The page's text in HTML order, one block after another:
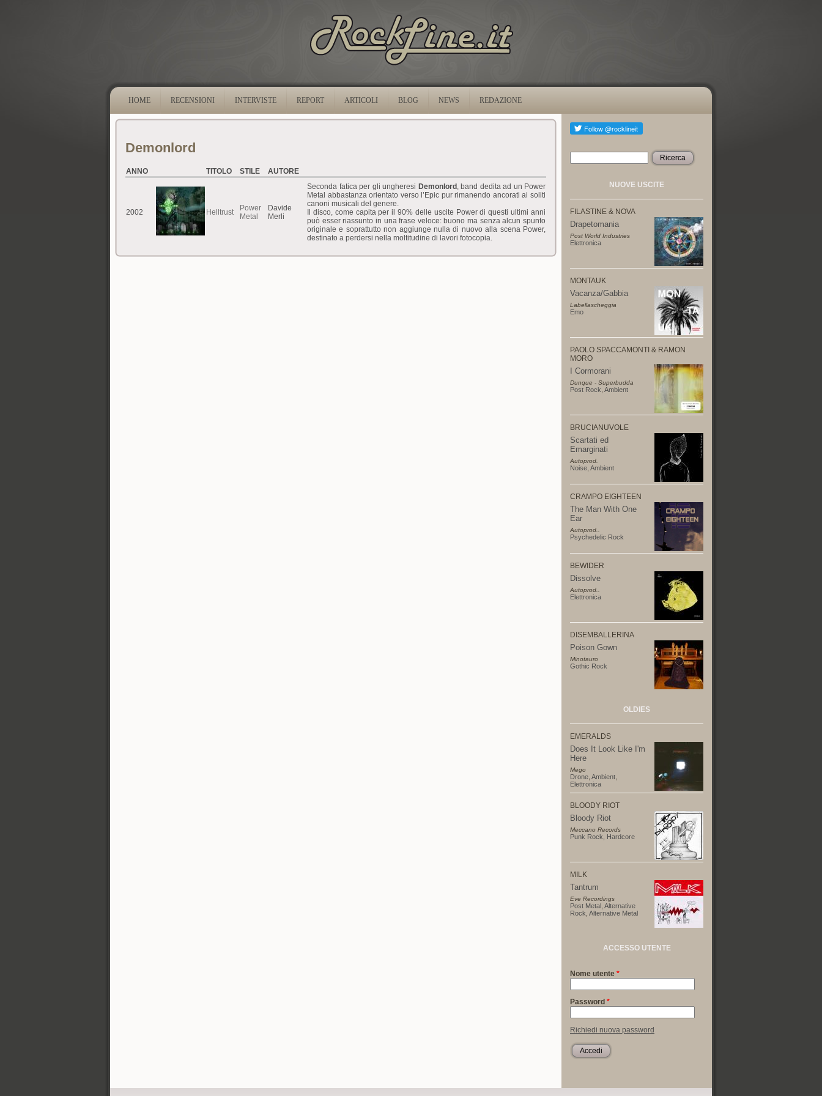
HOME RECENSIONI INTERVISTE REPORT ARTICOLI BLOG NEWS REDAZIONE
Demonlord
ANNO TITOLO STILE AUTORE
2002 Helltrust
Power
Metal
Davide
Merli
Seconda fatica per gli ungheresi Demonlord , band dedita ad un Power
Metal abbastanza orientato verso l’Epic pur rimanendo ancorati ai soliti
canoni musicali del genere.
Il disco, come capita per il 90% delle uscite Power di questi ultimi anni
può esser riassunto in una frase veloce: buono ma senza alcun spunto
originale e soprattutto non aggiunge nulla di nuovo alla scena Power,
destinato a perdersi nella moltitudine di lavori fotocopia.
Form di ricerca
Ricerca
NUOVE USCITE
FILASTINE & NOVA
Drapetomania
Post World Industries
Elettronica
MONTAUK
Vacanza/Gabbia
Labellascheggia
Emo
PAOLO SPACCAMONTI & RAMON
MORO
I Cormorani
Dunque - Superbudda
Post Rock Ambient
BRUCIANUVOLE
Scartati ed
Emarginati
Autoprod.
Noise Ambient
CRAMPO EIGHTEEN
The Man With One
Ear
Autoprod..
Psychedelic Rock
BEWIDER
Dissolve
Autoprod..
Elettronica
DISEMBALLERINA
Poison Gown
Minotauro
Gothic Rock
OLDIES
EMERALDS
Does It Look Like I'm
Here
Mego
Drone Ambient
Elettronica
BLOODY RIOT
Bloody Riot
Meccano Records
Punk Rock Hardcore
MILK
Tantrum
Eve Recordings
Post Metal Alternative
Rock Alternative Metal
ACCESSO UTENTE
Nome utente *
Password *
Richiedi nuova password